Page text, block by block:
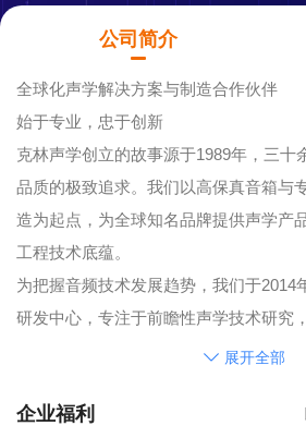
公司简介
全球化声学解决方案与制造合作伙伴
始于专业，忠于创新
克林声学创立的故事源于1989年，三十
品质的极致追求。我们以高保真音箱与
造为起点，为全球知名品牌提供声学产
工程技术底蕴。
为把握音频技术发展趋势，我们于2014
研发中心，专注于前瞻性声学技术研究
蓝牙音频及特种应用耳机领域。以此为
产的优质产品，服务全球客户。
展开全部
企业福利